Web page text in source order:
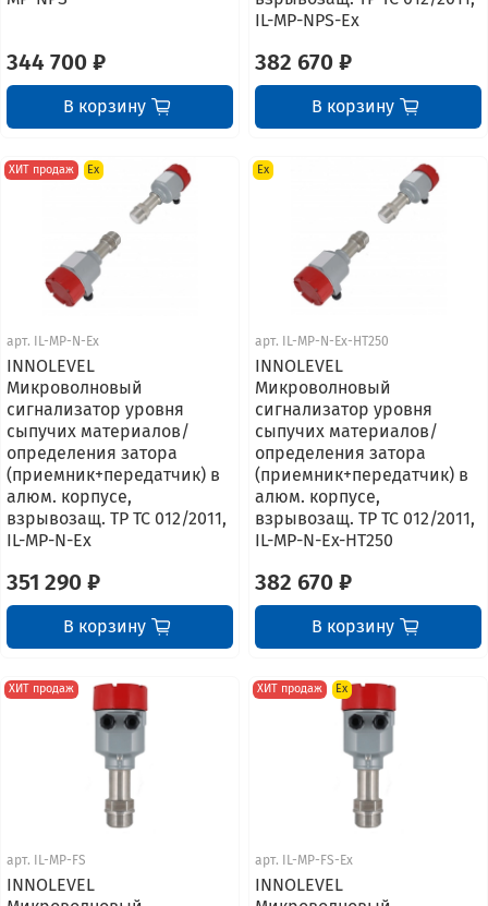
344 700 ₽
В корзину
IL-MP-NPS-Ex
382 670 ₽
В корзину
ХИТ продаж Ex
арт. IL-MP-N-Ex
INNOLEVEL
Микроволновый
сигнализатор уровня
сыпучих материалов/
определения затора
(приемник+передатчик) в
алюм. корпусе,
взрывозащ. ТР ТС 012/2011,
IL-MP-N-Ex
351 290 ₽
В корзину
Ex
арт. IL-MP-N-Ex-HT250
INNOLEVEL
Микроволновый
сигнализатор уровня
сыпучих материалов/
определения затора
(приемник+передатчик) в
алюм. корпусе,
взрывозащ. ТР ТС 012/2011,
IL-MP-N-Ex-HT250
382 670 ₽
В корзину
ХИТ продаж
арт. IL-MP-FS
INNOLEVEL
ХИТ продаж Ex
арт. IL-MP-FS-Ex
INNOLEVEL